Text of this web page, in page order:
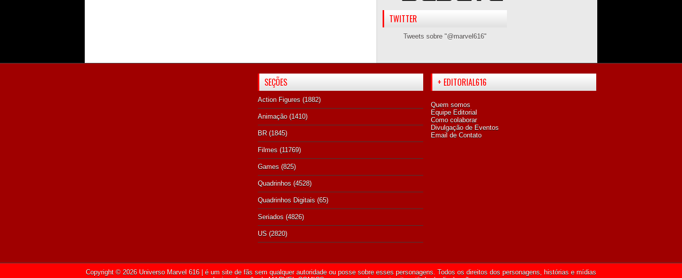
TWITTER
Tweets sobre "@marvel616"
SEÇÕES
Action Figures (1882)
Animação (1410)
BR (1845)
Filmes (11769)
Games (825)
Quadrinhos (4528)
Quadrinhos Digitais (65)
Seriados (4826)
US (2820)
+ EDITORIAL616
Quem somos
Equipe Editorial
Como colaborar
Divulgação de Eventos
Email de Contato
Copyright © 2026 Universo Marvel 616 | é um site de fãs sem qualquer autoridade ou posse sobre esses personagens. Todos os direitos dos personagens, histórias e mídias